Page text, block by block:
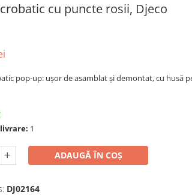
cu puncte rosii, Djeco
pop-up: ușor de asamblat și demontat, cu husă
1
ADAUGĂ ÎN COȘ
DJ02164